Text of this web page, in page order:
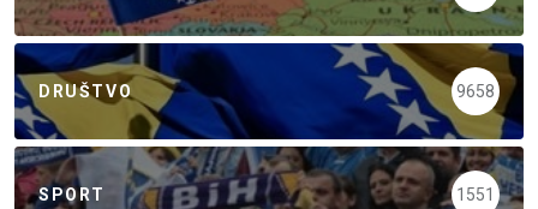
DRUŠTVO 9658
SPORT 1551